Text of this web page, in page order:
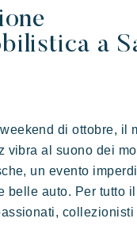
la mer
polinesiana, una vista
eccezionale.
dei villaggi
Riviera
in famiglia
il tempo
Riviera Villages
a
di ottobre, il
vibra al suono dei
un evento
belle auto. Per tutto
collezionisti